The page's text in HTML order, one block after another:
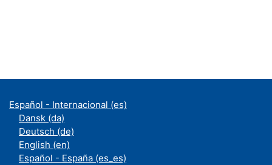
Español - Internacional ‎(es)‎
Dansk ‎(da)‎
Deutsch ‎(de)‎
English ‎(en)‎
Español - España ‎(es_es)‎